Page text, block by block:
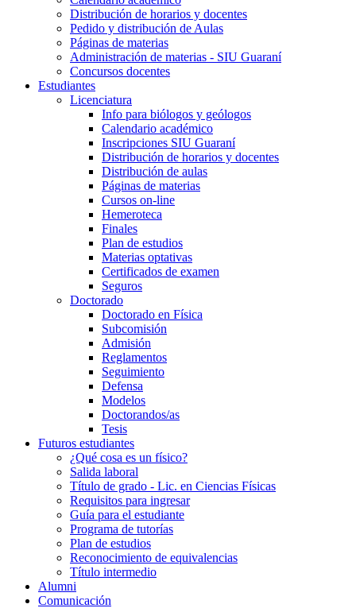
Distribución de horarios y docentes
Pedido y distribución de Aulas
Páginas de materias
Administración de materias - SIU Guaraní
Concursos docentes
Estudiantes
Licenciatura
Info para biólogos y geólogos
Calendario académico
Inscripciones SIU Guaraní
Distribución de horarios y docentes
Distribución de aulas
Páginas de materias
Cursos on-line
Hemeroteca
Finales
Plan de estudios
Materias optativas
Certificados de examen
Seguros
Doctorado
Doctorado en Física
Subcomisión
Admisión
Reglamentos
Seguimiento
Defensa
Modelos
Doctorandos/as
Tesis
Futuros estudiantes
¿Qué cosa es un físico?
Salida laboral
Título de grado - Lic. en Ciencias Físicas
Requisitos para ingresar
Guía para el estudiante
Programa de tutorías
Plan de estudios
Reconocimiento de equivalencias
Título intermedio
Alumni
Comunicación